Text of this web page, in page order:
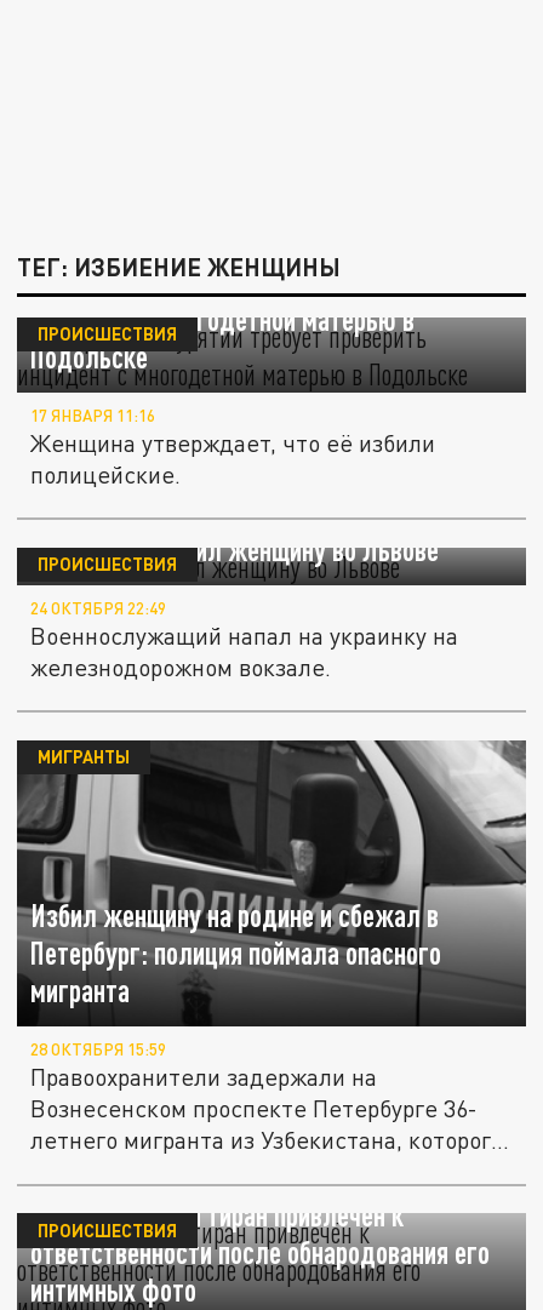
ТЕГ: ИЗБИЕНИЕ ЖЕНЩИНЫ
Полпредство Бурятии требует проверить
инцидент с многодетной матерью в
Подольске
ПРОИСШЕСТВИЯ
17 ЯНВАРЯ 11:16
Женщина утверждает, что её избили
полицейские.
Боевик ВСУ избил женщину во Львове
ПРОИСШЕСТВИЯ
24 ОКТЯБРЯ 22:49
Военнослужащий напал на украинку на
железнодорожном вокзале.
Избил женщину на родине и сбежал в
Петербург: полиция поймала опасного
мигранта
МИГРАНТЫ
28 ОКТЯБРЯ 15:59
Правоохранители задержали на
Вознесенском проспекте Петербурге 36-
летнего мигранта из Узбекистана, которого
Нижегородский тиран привлечён к
ответственности после обнародования его
интимных фото
ПРОИСШЕСТВИЯ